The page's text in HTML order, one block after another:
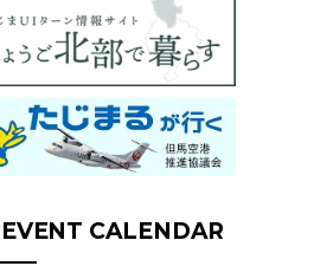
EVENT CALENDAR